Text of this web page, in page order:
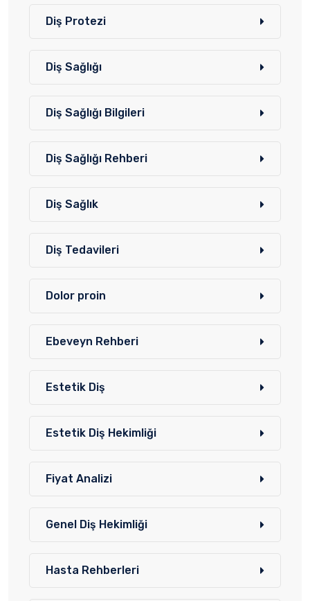
Diş Protezi
Diş Sağlığı
Diş Sağlığı Bilgileri
Diş Sağlığı Rehberi
Diş Sağlık
Diş Tedavileri
Dolor proin
Ebeveyn Rehberi
Estetik Diş
Estetik Diş Hekimliği
Fiyat Analizi
Genel Diş Hekimliği
Hasta Rehberleri